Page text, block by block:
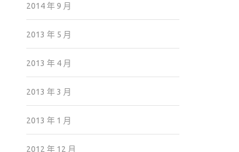
2014 年 9 月
2013 年 5 月
2013 年 4 月
2013 年 3 月
2013 年 1 月
2012 年 12 月